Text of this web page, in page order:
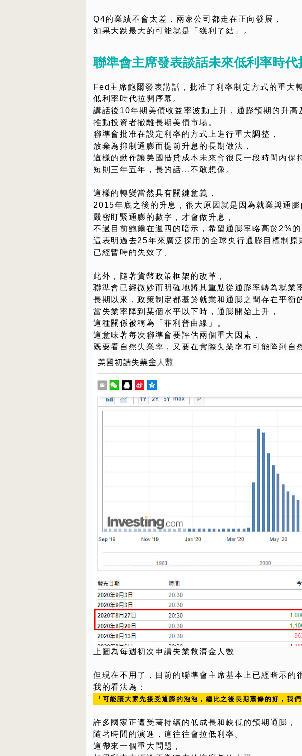
Q4的業績不會太差，兩家公司都走在正向發展，
如果大跌最大的可能就是「獲利了結」。
聯準會主席發表談話未來低利率時代
Fed主席鮑爾發表講話，批准了利率制定方式的重大轉
低利率時代拉開序幕。
講話後10年期美債收益率波動上升，通膨預期的升高
推動投資者撤離長期美債市場。
聯準會批准在設定利率的方式上進行重大調整，
放棄為抑制通膨而提前升息的長期做法，
這樣的動作讓美國借貸成本未來會很長一段時間內保
短則三年五年，長的話...不敢想像。
這樣的轉變當然具有關鍵意義，
2015年底之後的升息，很大原因就是因為就業與通膨
嚴密盯緊通膨的數字，才會做升息，
不過目前鮑爾在週四的暗示，希望通膨率略高於2%的
這表明過去25年來廣泛採用的全球央行通膨目標制原
已經暫時的失效了。
此外，隨著貨幣政策框架的改革，
聯準會已經微妙而明確地將其重點從通膨率轉為就業
長期以來，政策制定都基於就業和通膨之間存在平衡
當失業率降到某個水平以下時，通膨開始上升，
這種關係被稱為「菲利普曲線」。
這意味著每次聯準會要評估兩個重大因素，
既要看自然失業率，又要在實際失業率有可能降到自
上圖為每週初次申請失業救濟金人數
但現在不用了，目前的聯準會主席基本上已經暗示的
我的看法為：
「可能讓大家先接受通膨的泡泡，總比之後長期蕭條的好，我
許多國家正遭受著持續的低成長和較低的預期通膨，
隨著時間的演進，這往往會拉低利率。
這帶來一個重大問題，